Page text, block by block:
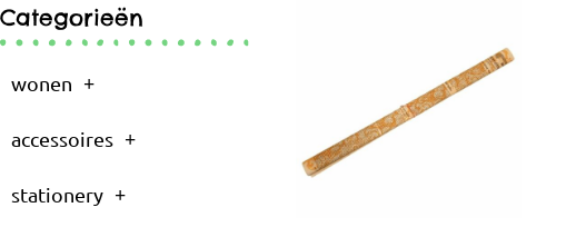
Categorieën
wonen
accessoires
stationery